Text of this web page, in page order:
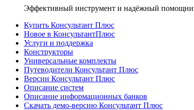
Эффективный инструмент и надёжный
Купить Консультант Плюс
Новое в КонсультантПлюс
Услуги и поддержка
Конструкторы
Универсальные комплекты
Путеводители Консультант Плюс
Версии Консультант Плюс
Описание систем
Описание информационных банков
Скачать демо-версию Консультант Плюс